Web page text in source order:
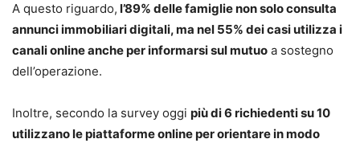
A questo riguardo, l’89% delle famiglie non solo consulta
annunci immobiliari digitali, ma nel 55% dei casi utilizza i
canali online anche per informarsi sul mutuo a sostegno
dell’operazione.
Inoltre, secondo la survey oggi più di 6 richiedenti su 10
utilizzano le piattaforme online per orientare in modo